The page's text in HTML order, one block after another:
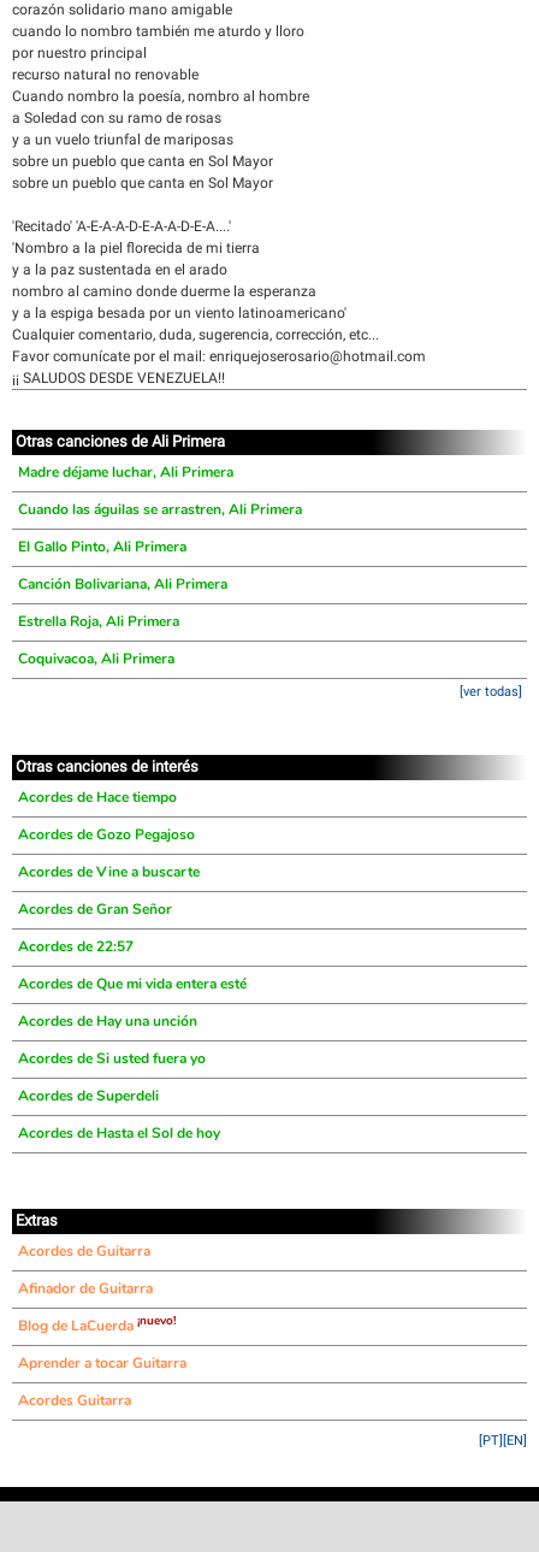
corazón solidario mano amigable
cuando lo nombro también me aturdo y lloro
por nuestro principal
recurso natural no renovable
Cuando nombro la poesía, nombro al hombre
a Soledad con su ramo de rosas
y a un vuelo triunfal de mariposas
sobre un pueblo que canta en Sol Mayor
sobre un pueblo que canta en Sol Mayor
'Recitado' 'A-E-A-A-D-E-A-A-D-E-A....'
'Nombro a la piel florecida de mi tierra
y a la paz sustentada en el arado
nombro al camino donde duerme la esperanza
y a la espiga besada por un viento latinoamericano'
Cualquier comentario, duda, sugerencia, corrección, etc...
Favor comunícate por el mail: enriquejoserosario@hotmail.com
¡¡ SALUDOS DESDE VENEZUELA!!
Otras canciones de Ali Primera
Madre déjame luchar, Ali Primera
Cuando las águilas se arrastren, Ali Primera
El Gallo Pinto, Ali Primera
Canción Bolivariana, Ali Primera
Estrella Roja, Ali Primera
Coquivacoa, Ali Primera
[ver todas]
Otras canciones de interés
Acordes de Hace tiempo
Acordes de Gozo Pegajoso
Acordes de Vine a buscarte
Acordes de Gran Señor
Acordes de 22:57
Acordes de Que mi vida entera esté
Acordes de Hay una unción
Acordes de Si usted fuera yo
Acordes de Superdeli
Acordes de Hasta el Sol de hoy
Extras
Acordes de Guitarra
Afinador de Guitarra
Blog de LaCuerda ¡nuevo!
Aprender a tocar Guitarra
Acordes Guitarra
[EN]
[PT]